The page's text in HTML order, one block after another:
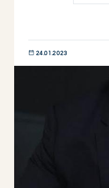
24.01.2023